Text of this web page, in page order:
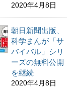
2020年4月8日
朝日新聞出版、
科学まんが「サ
バイバル」シリ
ーズの無料公開
を継続
2020年4月8日